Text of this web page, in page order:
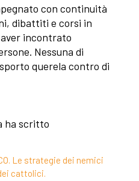
con continuità
dibattiti e corsi in
incontrato
Nessuna di
querela contro di
ha scritto
Le strategie dei nemici
cattolici.